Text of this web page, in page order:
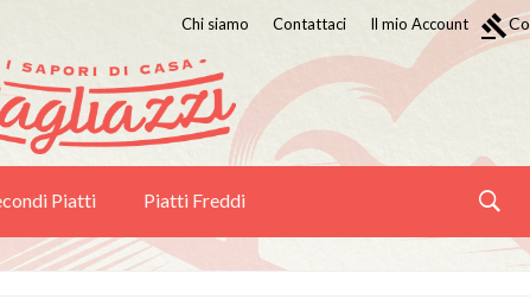
Chi siamo Contattaci Il mio Account gavel
Piatti Piatti Freddi